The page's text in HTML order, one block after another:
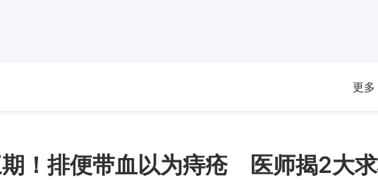
更多
！排便带血以为痔疮 医师揭2大